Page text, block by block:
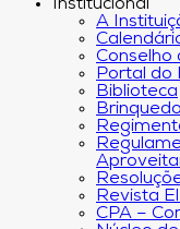
Institucional
A
Conselho
Portal do
Biblioteca
Revista
CPA –